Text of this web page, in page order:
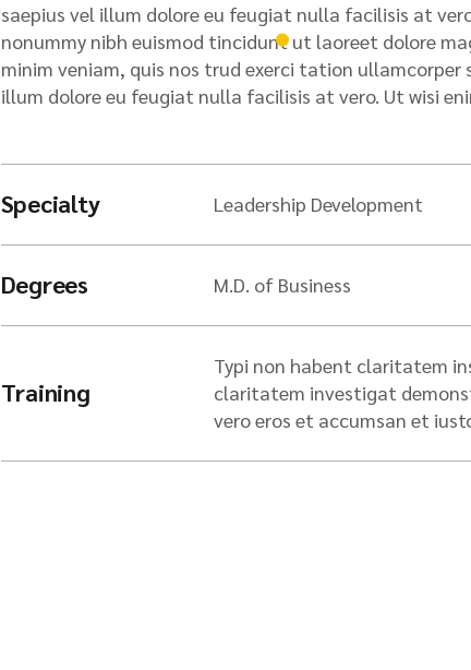
saepius vel illum dolore eu feugiat nulla facilisis at
nonummy nibh euismod tincidunt ut laoreet dolore
minim veniam, quis nos trud exerci tation
illum dolore eu feugiat nulla facilisis at vero. Ut wisi
Specialty Leadership Development
Degrees M.D. of Business
Training
Typi non habent claritatem
claritatem investigat
vero eros et accumsan et